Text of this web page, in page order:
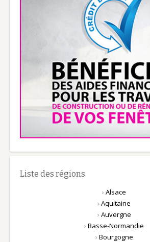
Liste des régions
›Alsace
›Aquitaine
› Auvergne
›Basse-Normandie
› Bourgogne